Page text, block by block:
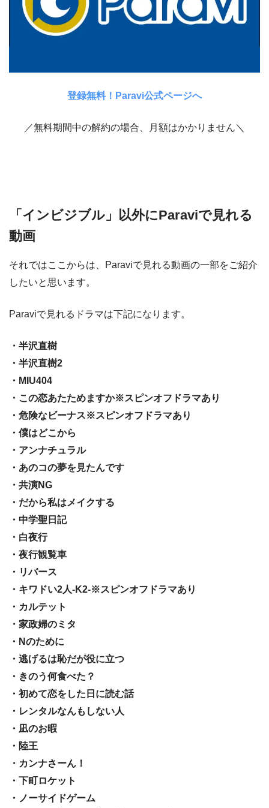
登録無料！Paravi公式ページへ
／無料期間中の解約の場合、月額はかかりません＼
「インビジブル」以外にParaviで見れる
動画
それではここからは、Paraviで見れる動画の一部をご紹介
したいと思います。
Paraviで見れるドラマは下記になります。
・半沢直樹
・半沢直樹2
・MIU404
・この恋あたためますか※スピンオフドラマあり
・危険なビーナス※スピンオフドラマあり
・僕はどこから
・アンナチュラル
・あのコの夢を見たんです
・共演NG
・だから私はメイクする
・中学聖日記
・白夜行
・夜行観覧車
・リバース
・キワドい2人-K2-※スピンオフドラマあり
・カルテット
・家政婦のミタ
・Nのために
・逃げるは恥だが役に立つ
・きのう何食べた？
・初めて恋をした日に読む話
・レンタルなんもしない人
・凪のお暇
・陸王
・カンナさーん！
・下町ロケット
・ノーサイドゲーム